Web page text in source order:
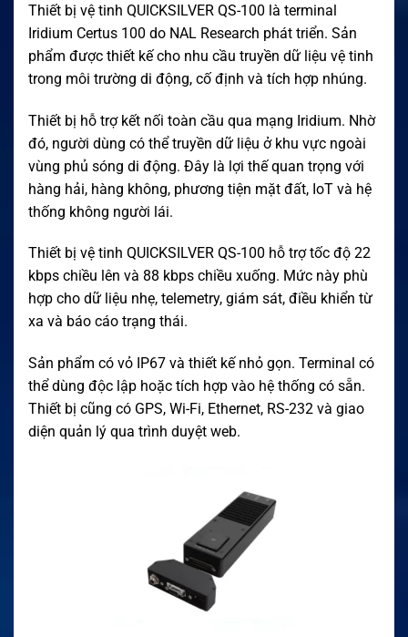
Thiết bị vệ tinh QUICKSILVER QS-100 là terminal
Iridium Certus 100 do NAL Research phát triển. Sản
phẩm được thiết kế cho nhu cầu truyền dữ liệu vệ tinh
trong môi trường di động, cố định và tích hợp nhúng.
Thiết bị hỗ trợ kết nối toàn cầu qua mạng Iridium. Nhờ
đó, người dùng có thể truyền dữ liệu ở khu vực ngoài
vùng phủ sóng di động. Đây là lợi thế quan trọng với
hàng hải, hàng không, phương tiện mặt đất, IoT và hệ
thống không người lái.
Thiết bị vệ tinh QUICKSILVER QS-100 hỗ trợ tốc độ 22
kbps chiều lên và 88 kbps chiều xuống. Mức này phù
hợp cho dữ liệu nhẹ, telemetry, giám sát, điều khiển từ
xa và báo cáo trạng thái.
Sản phẩm có vỏ IP67 và thiết kế nhỏ gọn. Terminal có
thể dùng độc lập hoặc tích hợp vào hệ thống có sẵn.
Thiết bị cũng có GPS, Wi-Fi, Ethernet, RS-232 và giao
diện quản lý qua trình duyệt web.